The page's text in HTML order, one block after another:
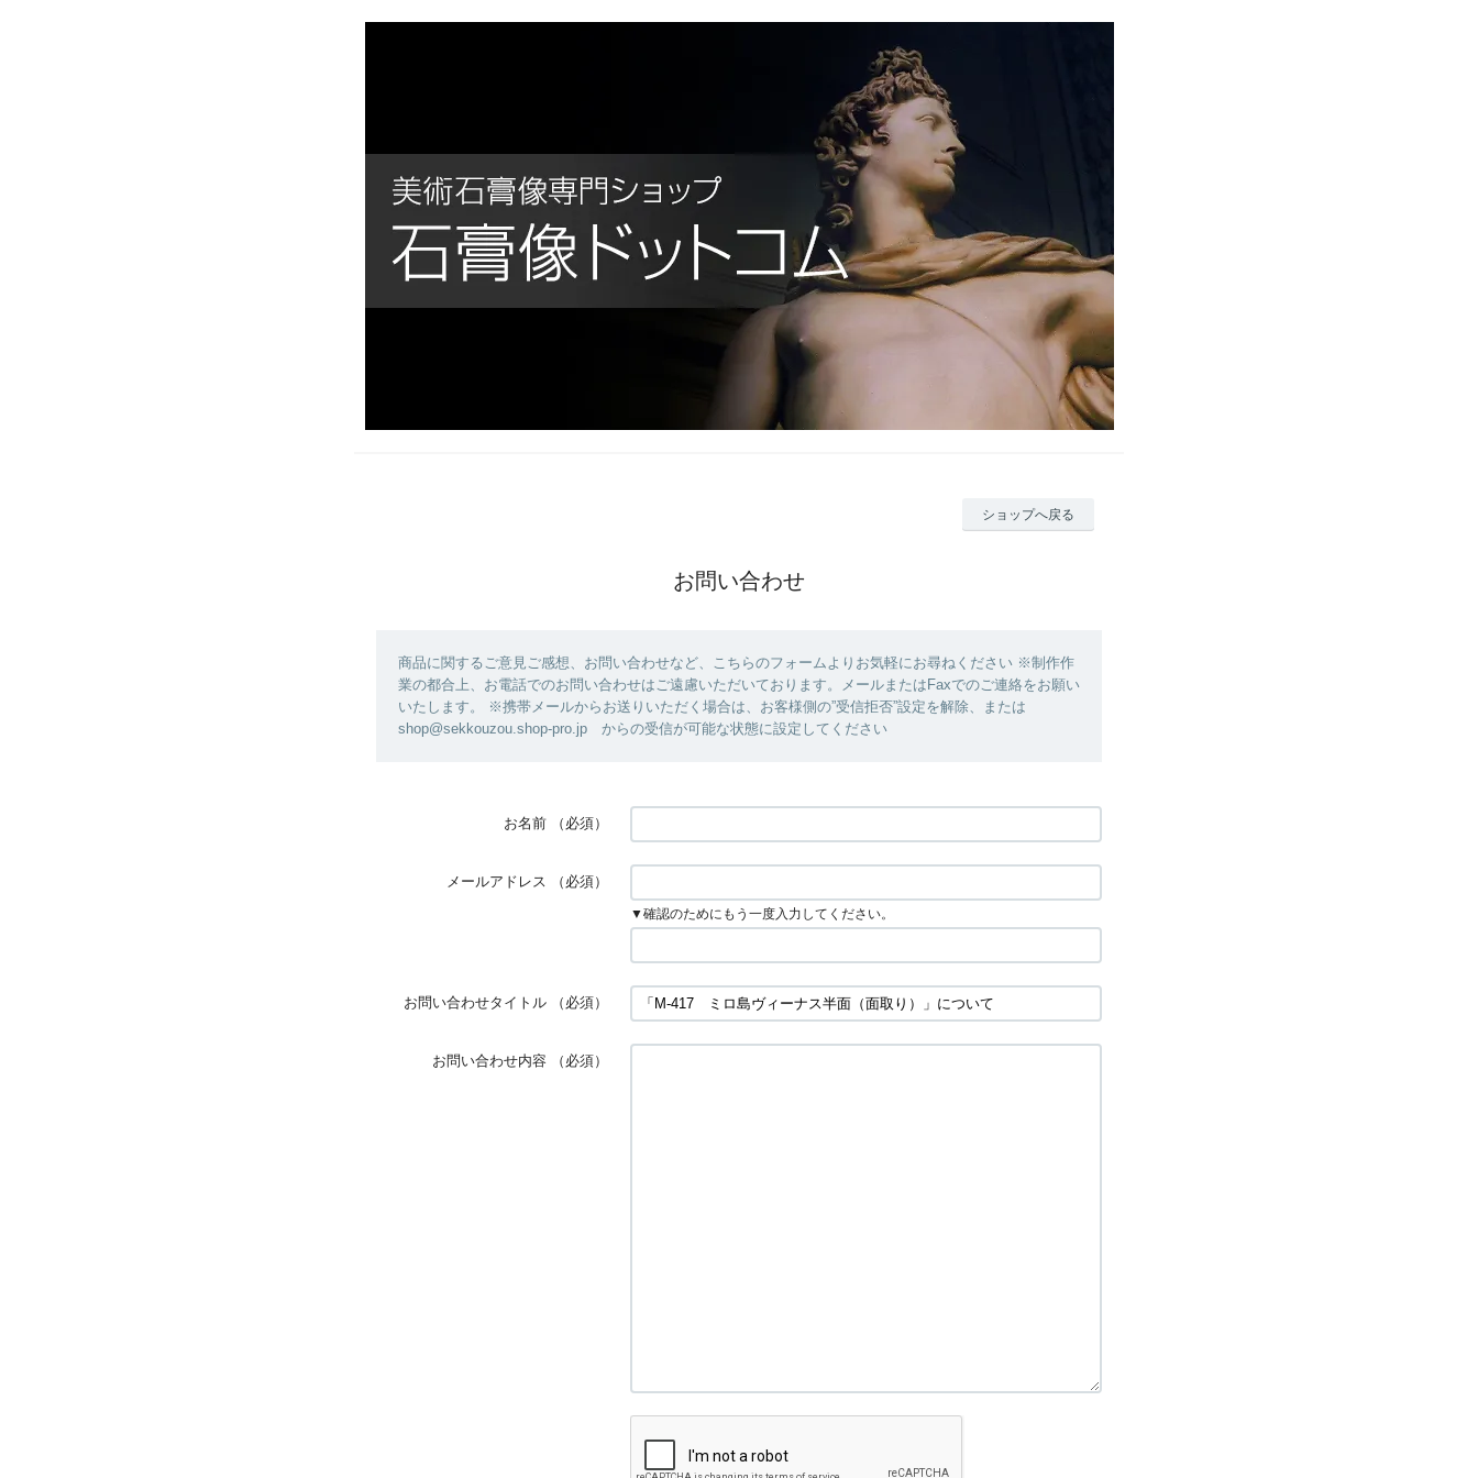
ショップへ戻る
お問い合わせ
商品に関するご意見ご感想、お問い合わせなど、こちらのフォームよりお気軽にお尋ねください ※制作作
業の都合上、お電話でのお問い合わせはご遠慮いただいております。メールまたはFaxでのご連絡をお願い
いたします。 ※携帯メールからお送りいただく場合は、お客様側の”受信拒否”設定を解除、または
shop@sekkouzou.shop-pro.jp からの受信が可能な状態に設定してください
お名前 （必須）
メールアドレス （必須）
▼確認のためにもう一度入力してください。
お問い合わせタイトル （必須）
お問い合わせ内容 （必須）